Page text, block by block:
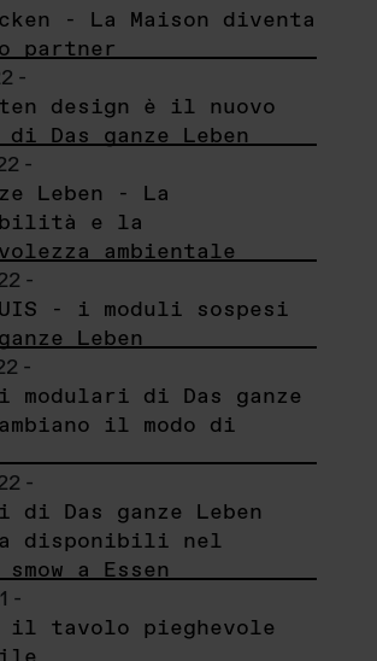
- La Maison diventa
partner
-
design è il nuovo
Das ganze Leben
-
Leben - La
e la
ambientale
-
- i moduli sospesi
Leben
-
modulari di Das ganze
il modo di
-
Das ganze Leben
disponibili nel
a Essen
-
il tavolo pieghevole